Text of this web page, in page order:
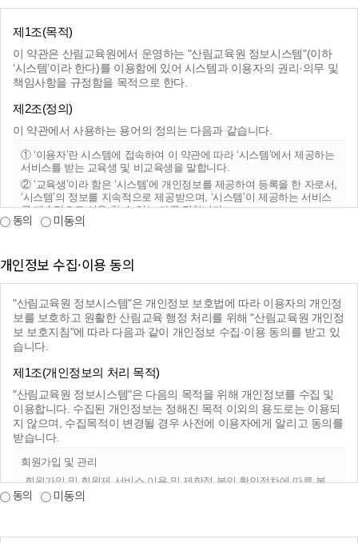
제1조(목적)
이 약관은 산림교육원에서 운영하는 "산림교육원 정보시스템"(이하
‘시스템’이라 한다)를 이용함에 있어 시스템과 이용자의 권리·의무 및
책임사항을 규정함을 목적으로 한다.
제2조(정의)
이 약관에서 사용하는 용어의 정의는 다음과 같습니다.
① ‘이용자’란 시스템에 접속하여 이 약관에 따라 ‘시스템’에서 제공하는
서비스를 받는 교육생 및 비교육생을 말합니다.
② ‘교육생’이라 함은 ‘시스템’에 개인정보를 제공하여 등록을 한 자로서,
‘시스템’의 정보를 지속적으로 제공받으며, ‘시스템’이 제공하는 서비스
를 계속적으로 이용 할 수 있는 자를 말합니다.
③ ‘비교육생’이라 함은 등록을 하지 않고 ‘시스템’이 제공하는 서비스를
"시스템"은 이 약관의 내용과 기관명, 전화번호, 전자우편주소, 개인정
보관리책임자등을 이용자가 쉽게 알 수 있도록 시스템의 초기 서비스화
면(전면)에 게시합니다. 다만, 약관의 내용은 이용자가 연결화면을 통하
여 볼 수 있도록 할 수 있습니다.
"시스템"은 관계법령 및 기관의 훈령·예규 등을 위배하지 않는 범위에서
이 약관을 개정할 수 있습니다.
이 약관에서 정하지 아니한 사항과 이 약관의 해석에 관하여는 관계법
령 및 기관의 훈령·예규 등을 따릅니다.
산림교육원 운영·관리에 부당하거나 불법이라고 인정되는 행위에 대한
조치를 위하여 약관을 개정하는 경우에는 초기화면(공지사항)에 게시함
제4조(서비스의 제공 및 변경)
동의 미동의
개인정보 수집·이용 동의
"산림교육원 정보시스템"은 개인정보 보호법에 따라 이용자의 개인정
보를 보호하고 원활한 산림교육 행정 처리를 위해 "산림교육원 개인정
보 보호지침"에 따라 다음과 같이 개인정보 수집·이용 동의를 받고 있
습니다.
제1조(개인정보의 처리 목적)
"산림교육원 정보시스템"은 다음의 목적을 위해 개인정보를 수집 및
이용합니다. 수집된 개인정보는 정해진 목적 이외의 용도로는 이용되
지 않으며, 수집목적이 변경될 경우 사전에 이용자에게 알리고 동의를
받습니다.
회원가입 및 관리
회원가입 및 회원제 서비스 이용 및 제한적 본인 확인절차에 따른 본
인확인, 개인 식별, 부정이용방지, 비인가 이용방지, 가입 의사 확인,
동의 미동의